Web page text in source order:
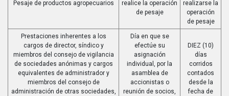
Pesaje de productos agropecuarios
realice la operación
de pesaje
realizarse la
operación
de pesaje
Prestaciones inherentes a los
cargos de director, síndico y
miembros del consejo de vigilancia
de sociedades anónimas y cargos
equivalentes de administrador y
miembros del consejo de
administración de otras sociedades,
Día en que se
efectúe su
asignación
individual, por la
asamblea de
accionistas o
reunión de socios,
DIEZ (10)
días
corridos
contados
desde la
fecha de